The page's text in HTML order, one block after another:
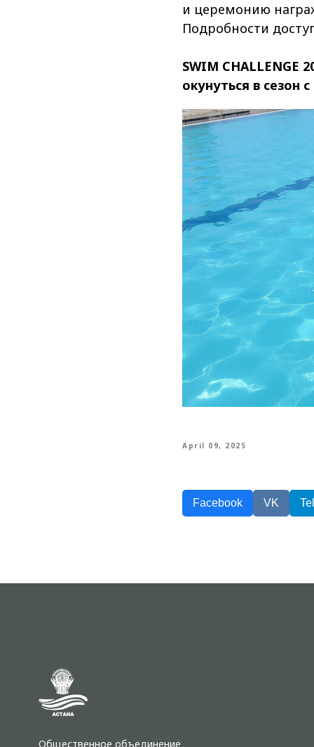
и церемонию
Подробности
SWIM CHALLENGE
окунуться в сезон
April 09, 2025
Facebook VK
Общественное объединение